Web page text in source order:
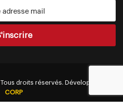
Tous droits réservés. Développé par
CORP